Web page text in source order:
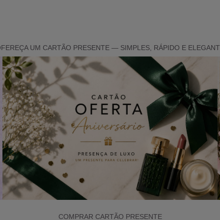
UM CARTÃO PRESENTE — SIMPLES, RÁPIDO E
COMPRAR CARTÃO PRESENTE